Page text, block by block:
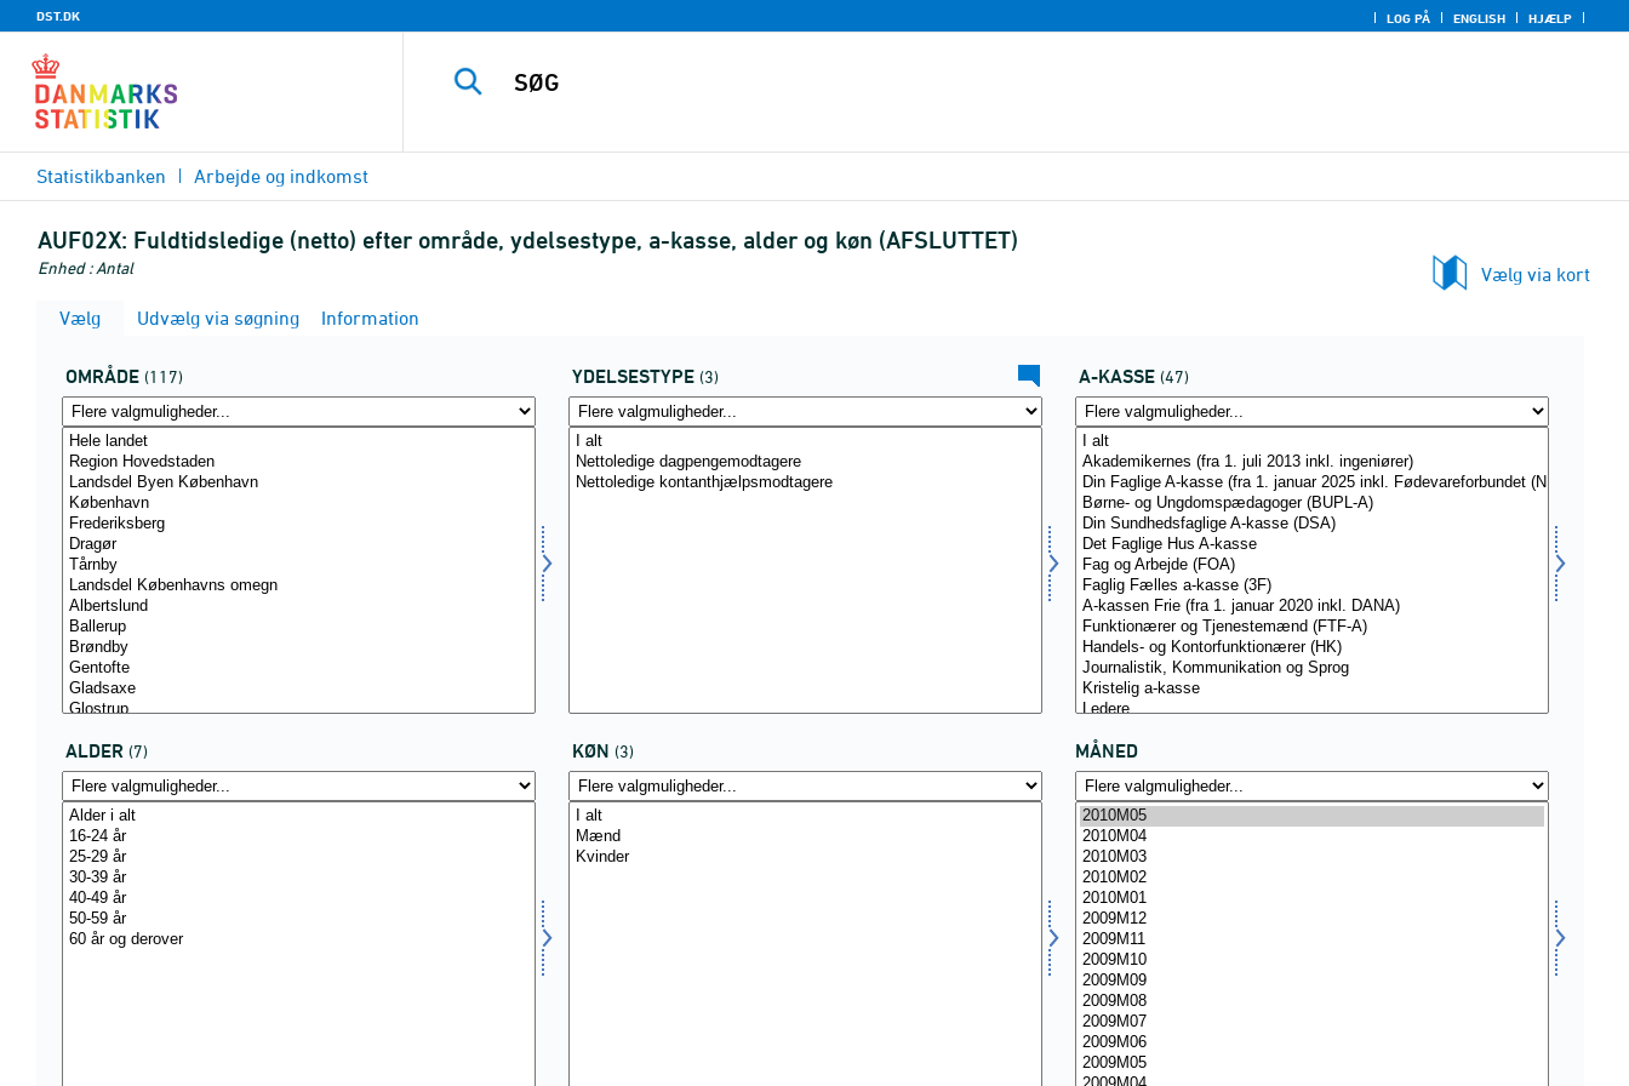
DST.DK LOG PÅ ENGLISH HJÆLP
Statistikbanken Arbejde og indkomst
AUF02X: Fuldtidsledige (netto) efter område, ydelsestype, a-kasse, alder og køn (AFSLUTTET)
Enhed : Antal
Vælg via kort
Vælg
Udvælg via søgning Information
OMRÅDE (117) YDELSESTYPE (3) A-KASSE (47)
ALDER (7) KØN (3) MÅNED